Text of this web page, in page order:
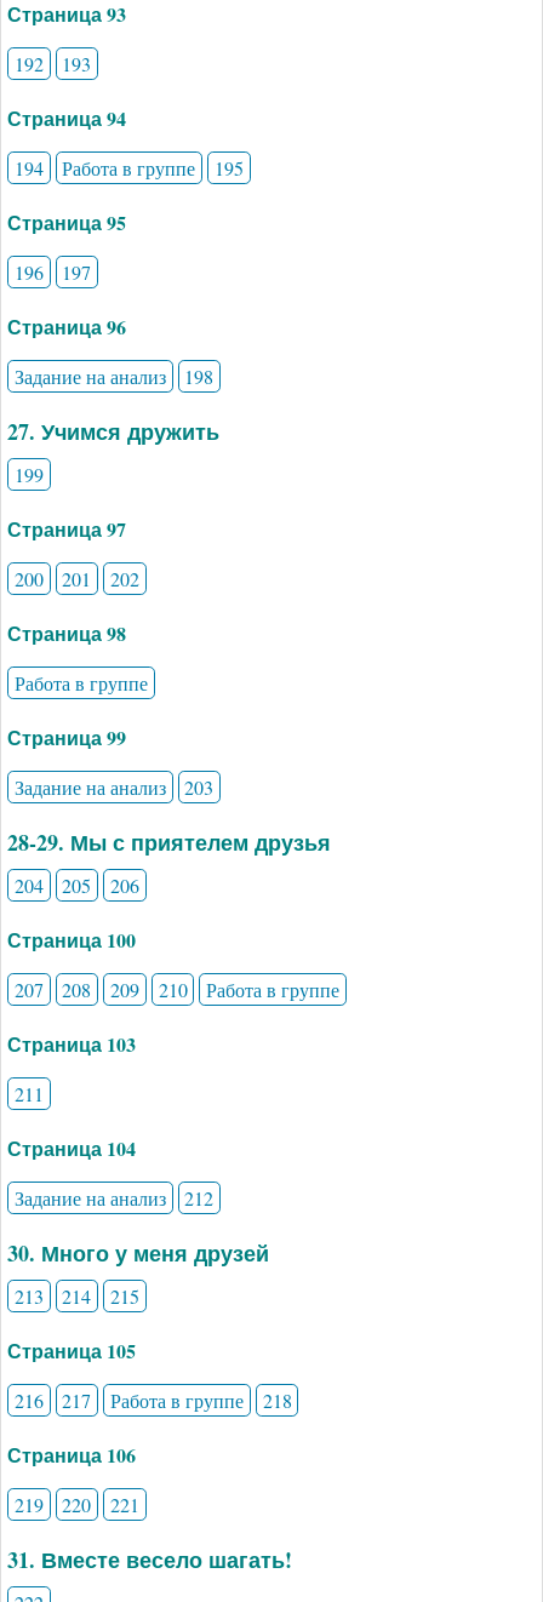
Страница 93
192 193
Страница 94
194 Работа в группе 195
Страница 95
196 197
Страница 96
Задание на анализ 198
27. Учимся дружить
199
Страница 97
200 201 202
Страница 98
Работа в группе
Страница 99
Задание на анализ 203
28-29. Мы с приятелем друзья
204 205 206
Страница 100
207 208 209 210 Работа в группе
Страница 103
211
Страница 104
Задание на анализ 212
30. Много у меня друзей
213 214 215
Страница 105
216 217 Работа в группе 218
Страница 106
219 220 221
31. Вместе весело шагать!